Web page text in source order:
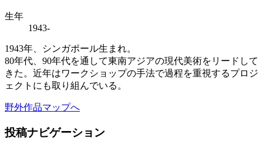
生年
1943-
1943年、シンガポール生まれ。
80年代、90年代を通して東南アジアの現代美術をリードして
きた。近年はワークショップの手法で過程を重視するプロジ
ェクトにも取り組んでいる。
野外作品マップへ
投稿ナビゲーション